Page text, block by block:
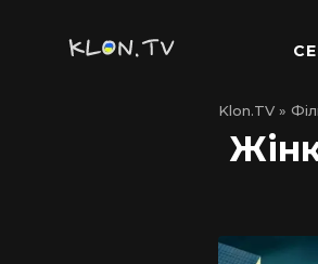
Klon.TV »